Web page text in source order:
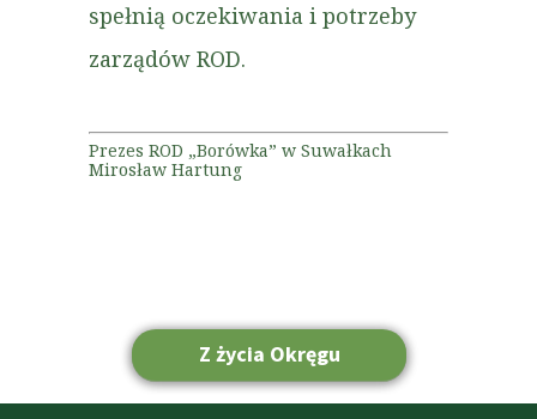
Z życia Okręgu
Strona główna
spełnią oczekiwania i potrzeby
zarządów ROD.
Prezes ROD „Borówka” w Suwałkach
Mirosław Hartung